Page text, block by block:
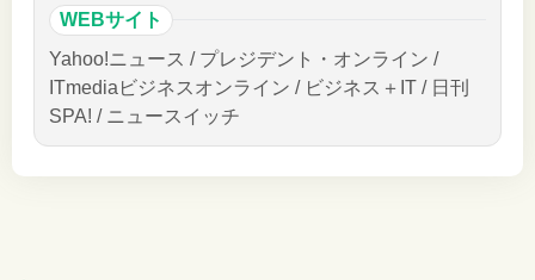
WEBサイト
Yahoo!ニュース / プレジデント・オンライン /
ITmediaビジネスオンライン / ビジネス＋IT / 日刊
SPA! / ニュースイッチ